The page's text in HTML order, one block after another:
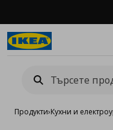
Продукти›Кухни и